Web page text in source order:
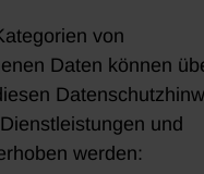
von
Daten können
und
werden: